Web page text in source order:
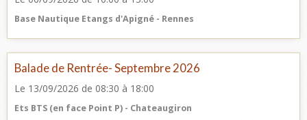
Base Nautique Etangs d'Apigné - Rennes
Balade de Rentrée- Septembre 2026
Le 13/09/2026 de 08:30 à 18:00
Ets BTS (en face Point P) - Chateaugiron